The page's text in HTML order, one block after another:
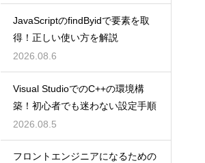
JavaScriptのfindByidで要素を取
得！正しい使い方を解説
2026.08.6
Visual StudioでのC++の環境構
築！初心者でも迷わない設定手順
2026.08.5
フロントエンジニアになるための